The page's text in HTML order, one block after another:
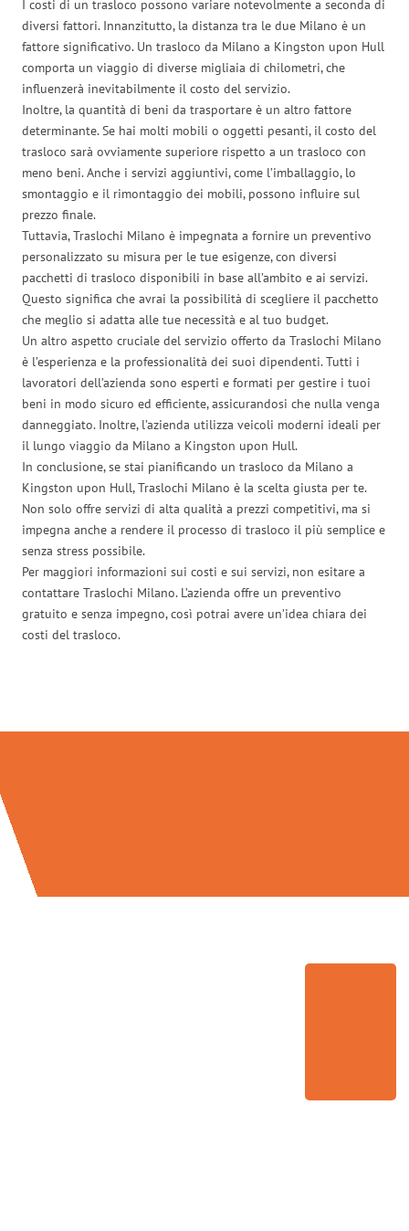
I costi di un trasloco possono variare notevolmente a seconda di
diversi fattori. Innanzitutto, la distanza tra le due Milano è un
fattore significativo. Un trasloco da Milano a Kingston upon Hull
comporta un viaggio di diverse migliaia di chilometri, che
influenzerà inevitabilmente il costo del servizio.
Inoltre, la quantità di beni da trasportare è un altro fattore
determinante. Se hai molti mobili o oggetti pesanti, il costo del
trasloco sarà ovviamente superiore rispetto a un trasloco con
meno beni. Anche i servizi aggiuntivi, come l’imballaggio, lo
smontaggio e il rimontaggio dei mobili, possono influire sul
prezzo finale.
Tuttavia, Traslochi Milano è impegnata a fornire un preventivo
personalizzato su misura per le tue esigenze, con diversi
pacchetti di trasloco disponibili in base all’ambito e ai servizi.
Questo significa che avrai la possibilità di scegliere il pacchetto
che meglio si adatta alle tue necessità e al tuo budget.
Un altro aspetto cruciale del servizio offerto da Traslochi Milano
è l’esperienza e la professionalità dei suoi dipendenti. Tutti i
lavoratori dell’azienda sono esperti e formati per gestire i tuoi
beni in modo sicuro ed efficiente, assicurandosi che nulla venga
danneggiato. Inoltre, l’azienda utilizza veicoli moderni ideali per
il lungo viaggio da Milano a Kingston upon Hull.
In conclusione, se stai pianificando un trasloco da Milano a
Kingston upon Hull, Traslochi Milano è la scelta giusta per te.
Non solo offre servizi di alta qualità a prezzi competitivi, ma si
impegna anche a rendere il processo di trasloco il più semplice e
senza stress possibile.
Per maggiori informazioni sui costi e sui servizi, non esitare a
contattare Traslochi Milano. L’azienda offre un preventivo
gratuito e senza impegno, così potrai avere un’idea chiara dei
costi del trasloco.